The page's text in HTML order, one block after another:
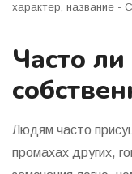
характер, название -
Часто
Людям часто
промахах других,